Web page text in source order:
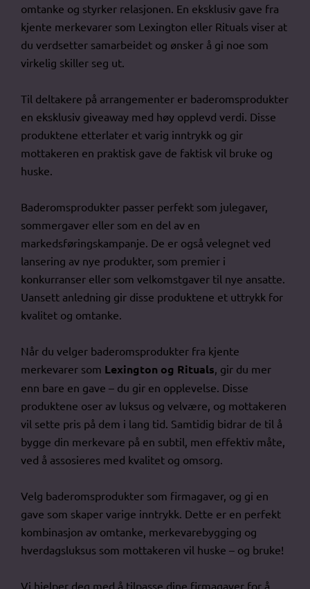
omtanke og styrker relasjonen. En eksklusiv gave fra
kjente merkevarer som Lexington eller Rituals viser at
du verdsetter samarbeidet og ønsker å gi noe som
virkelig skiller seg ut.
Til deltakere på arrangementer er baderomsprodukter
en eksklusiv giveaway med høy opplevd verdi. Disse
produktene etterlater et varig inntrykk og gir
mottakeren en praktisk gave de faktisk vil bruke og
huske.
Baderomsprodukter passer perfekt som julegaver,
sommergaver eller som en del av en
markedsføringskampanje. De er også velegnet ved
lansering av nye produkter, som premier i
konkurranser eller som velkomstgaver til nye ansatte.
Uansett anledning gir disse produktene et uttrykk for
kvalitet og omtanke.
Når du velger baderomsprodukter fra kjente
merkevarer som Lexington og Rituals , gir du mer
enn bare en gave – du gir en opplevelse. Disse
produktene oser av luksus og velvære, og mottakeren
vil sette pris på dem i lang tid. Samtidig bidrar de til å
bygge din merkevare på en subtil, men effektiv måte,
ved å assosieres med kvalitet og omsorg.
Velg baderomsprodukter som firmagaver, og gi en
gave som skaper varige inntrykk. Dette er en perfekt
kombinasjon av omtanke, merkevarebygging og
hverdagsluksus som mottakeren vil huske – og bruke!
Vi hjelper deg med å tilpasse dine firmagaver for å